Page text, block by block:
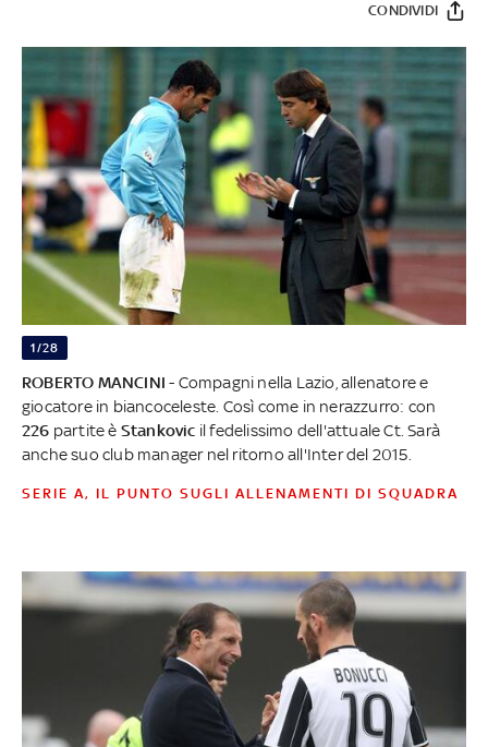
CONDIVIDI
1/28
ROBERTO MANCINI- Compagni nella Lazio, allenatore e
giocatore in biancoceleste. Così come in nerazzurro: con
226 partite è Stankovic il fedelissimo dell'attuale Ct. Sarà
anche suo club manager nel ritorno all'Inter del 2015.
SERIE A, IL PUNTO SUGLI ALLENAMENTI DI SQUADRA